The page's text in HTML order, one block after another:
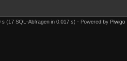
s (17 SQL-Abfragen in 0.017 s) - Powered by Piwigo